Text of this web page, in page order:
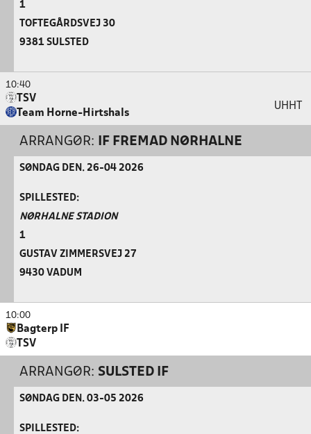
1
TOFTEGÅRDSVEJ 30
9381 SULSTED
10:40
TSV
Team Horne-Hirtshals
UHHT
ARRANGØR: IF FREMAD NØRHALNE
SØNDAG DEN. 26-04 2026
SPILLESTED:
NØRHALNE STADION
1
GUSTAV ZIMMERSVEJ 27
9430 VADUM
10:00
Bagterp IF
TSV
ARRANGØR: SULSTED IF
SØNDAG DEN. 03-05 2026
SPILLESTED: